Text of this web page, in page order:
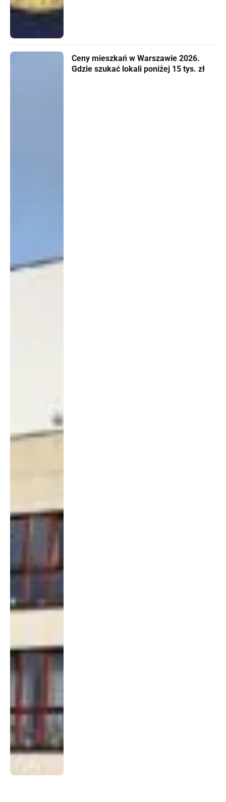
Ceny mieszkań w Warszawie 2026.
Gdzie szukać lokali poniżej 15 tys. zł